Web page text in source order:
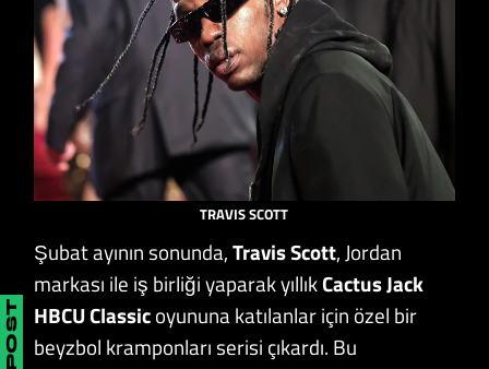
TRAVIS SCOTT
Şubat ayının sonunda,Travis Scott, Jordan
markası ile iş birliği yaparak yıllıkCactus Jack
HBCU Classicoyununa katılanlar için özel bir
beyzbol kramponları serisi çıkardı. Bu